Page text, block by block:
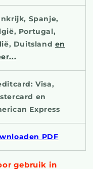
Spanje,
Portugal,
Duitsland en
Visa,
en
Express
PDF
gebruik in